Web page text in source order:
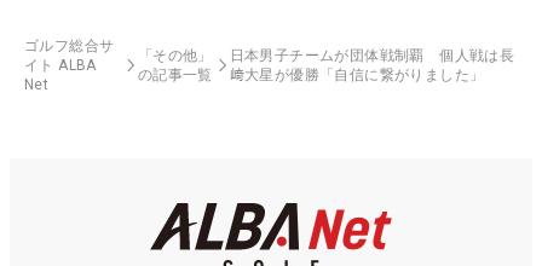
ゴルフ総合サ
イト ALBA
Net
「その他」
の記事一覧
日本男子チームが団体戦制覇 個人戦は長
﨑大星が優勝「自信に繋がりました」